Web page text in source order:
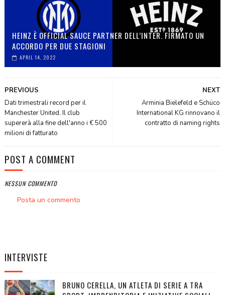
HEINZ È OFFICIAL SAUCE PARTNER DELL’INTER. FIRMATO UN
ACCORDO PER DUE STAGIONI
APRIL 14, 2022
NEXT
Arminia Bielefeld e Schüco
International KG rinnovano il
contratto di naming rights
PREVIOUS
Dati trimestrali record per il
Manchester United. Il club
supererà alla fine dell'anno i € 500
milioni di fatturato
POST A COMMENT
NESSUN COMMENTO
Posta un commento
INTERVISTE
BRUNO CERELLA, UN ATLETA DI SERIE A TRA